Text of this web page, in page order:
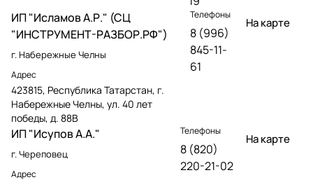
ИП "Исламов А.Р." (СЦ
"ИНСТРУМЕНТ-РАЗБОР.РФ")
г. Набережные Челны
Адрес
423815, Республика Татарстан, г.
Набережные Челны, ул. 40 лет
победы, д. 88В
Телефоны
8 (996)
845-11-
61
На карте
ИП "Исупов А.А."
г. Череповец
Адрес
Телефоны
8 (820)
220-21-02
На карте